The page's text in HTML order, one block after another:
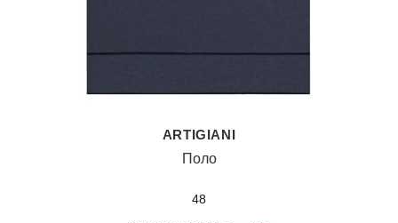
ARTIGIANI
Поло
48